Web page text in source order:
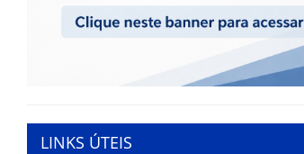
LINKS ÚTEIS